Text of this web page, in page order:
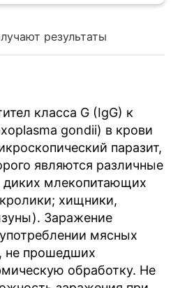
результаты
класса G (IgG) к
gondii) в крови
паразит,
являются различные
млекопитающих
хищники,
Заражение
мясных
не прошедших
обработку. Не